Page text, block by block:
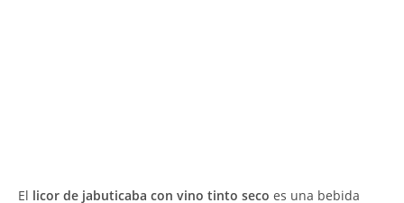
El licor de jabuticaba con vino tinto seco es una bebida